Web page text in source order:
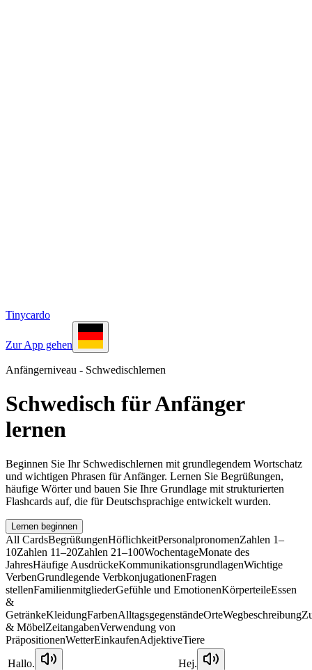
Tinycardo
Zur App gehen
Anfängerniveau - Schwedischlernen
Schwedisch für Anfänger
lernen
Beginnen Sie Ihr Schwedischlernen mit grundlegendem Wortschatz
und wichtigen Phrasen für Anfänger. Lernen Sie Begrüßungen,
häufige Wörter und bauen Sie Ihre Grundlage mit strukturierten
Flashcards auf, die für Deutschsprachige entwickelt wurden.
Lernen beginnen
All CardsBegrüßungenHöflichkeitPersonalpronomenZahlen 1–
10Zahlen 11–20Zahlen 21–100WochentageMonate des
JahresHäufige AusdrückeKommunikationsgrundlagenWichtige
VerbenGrundlegende VerbkonjugationenFragen
stellenFamilienmitgliederGefühle und EmotionenKörperteileEssen
&
GetränkeKleidungFarbenAlltagsgegenständeOrteWegbeschreibung
& MöbelZeitangabenVerwendung von
PräpositionenWetterEinkaufenAdjektiveTiere
Hallo.
Hej.